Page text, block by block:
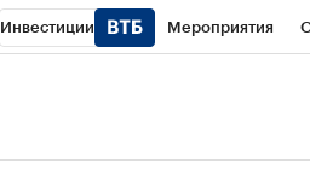
Инвестиции Мероприятия